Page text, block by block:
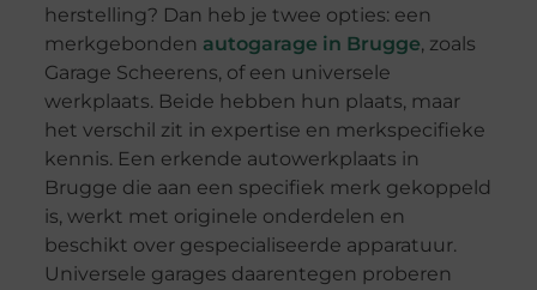
herstelling? Dan heb je twee opties: een
merkgebonden autogarage in Brugge, zoals
Garage Scheerens, of een universele
werkplaats. Beide hebben hun plaats, maar
het verschil zit in expertise en merkspecifieke
kennis. Een erkende autowerkplaats in
Brugge die aan een specifiek merk gekoppeld
is, werkt met originele onderdelen en
beschikt over gespecialiseerde apparatuur.
Universele garages daarentegen proberen